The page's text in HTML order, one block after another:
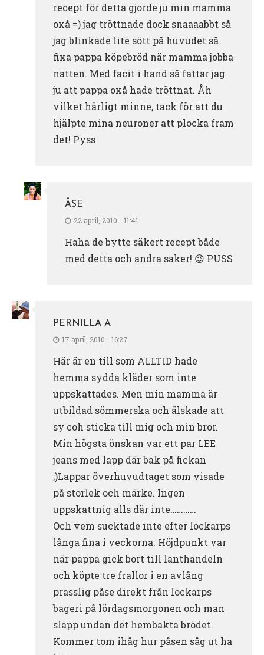
recept för detta gjorde ju min mamma
oxå =) jag tröttnade dock snaaaabbt så
jag blinkade lite sött på huvudet så
fixa pappa köpebröd när mamma jobba
natten. Med facit i hand så fattar jag
ju att pappa oxå hade tröttnat. Åh
vilket härligt minne, tack för att du
hjälpte mina neuroner att plocka fram
det! Pyss
ÅSE
22 april, 2010 - 11:41
Haha de bytte säkert recept både
med detta och andra saker! 😉 PUSS
PERNILLA A
17 april, 2010 - 16:27
Här är en till som ALLTID hade
hemma sydda kläder som inte
uppskattades. Men min mamma är
utbildad sömmerska och älskade att
sy coh sticka till mig och min bror.
Min högsta önskan var ett par LEE
jeans med lapp där bak på fickan
;)Lappar överhuvudtaget som visade
på storlek och märke. Ingen
uppskattnig alls där inte…………
Och vem sucktade inte efter lockarps
långa fina i veckorna. Höjdpunkt var
när pappa gick bort till lanthandeln
och köpte tre frallor i en avlång
prasslig påse direkt från lockarps
bageri på lördagsmorgonen och man
slapp undan det hembakta brödet.
Kommer tom ihåg hur påsen såg ut ha